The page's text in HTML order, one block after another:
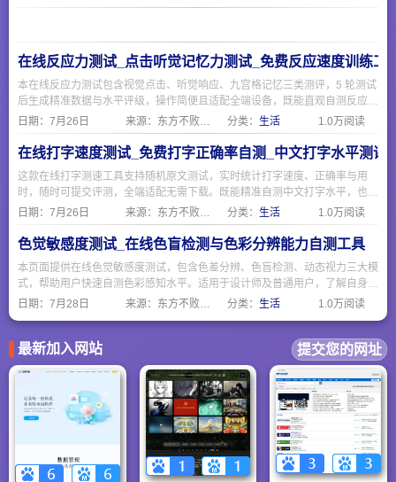
注意衣服鞋子的欧码美码和国际码与国标。
在线反应力测试_点击听觉记忆力测试_免费反应速度训练工
本在线反应力测试包含视觉点击、听觉响应、九宫格记忆三类测评，5 轮测试
后生成精准数据与水平评级，操作简便且适配全端设备，既能直观自测反应速
度与短时记忆能力，也可作为日常脑力训练工具，无需下载随时可测。
日期： 7月26日 来源：东方不败网址大全 分类： 生活 1.0万阅读
在线打字速度测试_免费打字正确率自测_中文打字水平测评
这款在线打字测速工具支持随机原文测试，实时统计打字速度、正确率与用
时，随时可提交评测，全端适配无需下载。既能精准自测中文打字水平，也可
作为日常输入训练工具，简单易用适合各类人群。
日期： 7月26日 来源：东方不败网址大全 分类： 生活 1.0万阅读
色觉敏感度测试_在线色盲检测与色彩分辨能力自测工具
本页面提供在线色觉敏感度测试，包含色差分辨、色盲检测、动态视力三大模
式，帮助用户快速自测色彩感知水平。适用于设计师及普通用户，了解自身色
觉状态，包含石原氏色盲检测图，保护视觉健康，测试结果仅供参考。
日期： 7月28日 来源：东方不败网址大全 分类： 生活 1.0万阅读
最新加入网站 提交您的网址